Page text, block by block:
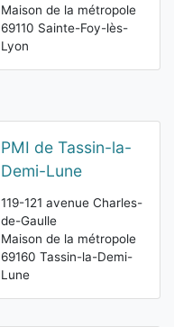
Maison de la métropole
69110 Sainte-Foy-lès-
Lyon
PMI de Tassin-la-
Demi-Lune
119-121 avenue Charles-
de-Gaulle
Maison de la métropole
69160 Tassin-la-Demi-
Lune